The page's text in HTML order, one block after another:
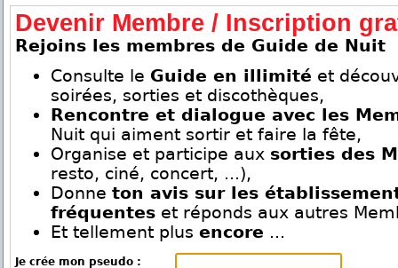
Devenir Membre / Inscription
Rejoins les membres de Guide de Nuit
Consulte le Guide en illimité et
soirées, sorties et discothèques,
Rencontre et dialogue avec les
Nuit qui aiment sortir et faire la fête,
Organise et participe aux sorties des
resto, ciné, concert, ...),
Donne ton avis sur les
fréquentes et réponds aux autres
Et tellement plus encore ...
Je crée mon pseudo :